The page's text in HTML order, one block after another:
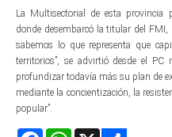
La Multisectorial de esta provincia
donde desembarcó la titular del FMI,
sabemos lo que representa que
territorios”, se advirtió desde el PC
profundizar todavía más su plan de
mediante la concientización, la
popular”.
FacebookWhatsApp